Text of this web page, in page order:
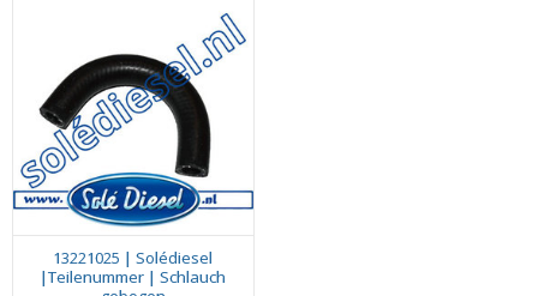
13221025 | Solédiesel
|Teilenummer | Schlauch